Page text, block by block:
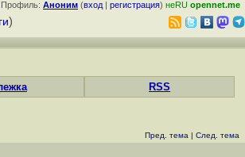
Профиль: Аноним (вход | регистрация) неRU opennet.me
)
RSS
Пред. тема | След. тема